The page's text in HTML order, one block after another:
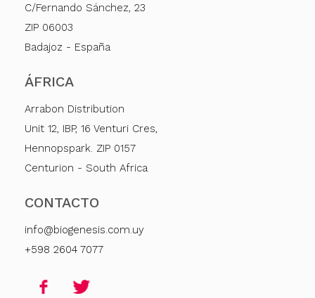
C/Fernando Sánchez, 23
ZIP 06003
Badajoz - España
ÁFRICA
Arrabon Distribution
Unit 12, IBP, 16 Venturi Cres,
Hennopspark. ZIP 0157
Centurion - South Africa
CONTACTO
info@biogenesis.com.uy
+598 2604 7077